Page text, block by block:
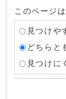
このページ
見つけや
どちらと
見つけに